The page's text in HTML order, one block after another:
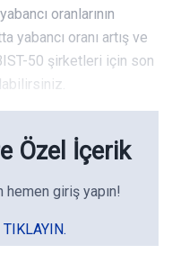
oranlarının
yabancı oranı artış ve
50 şirketleri için son
Özel İçerik
hemen giriş yapın!